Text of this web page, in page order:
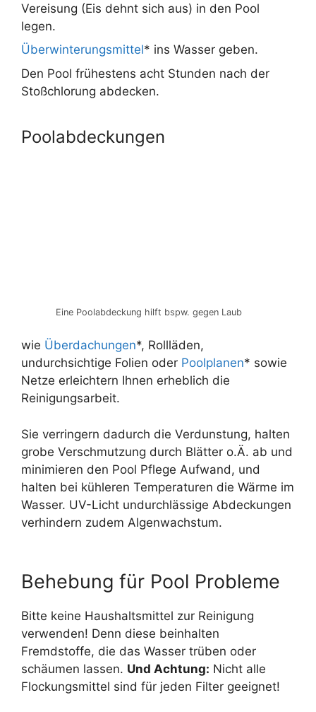
Vereisung (Eis dehnt sich aus) in den Pool
legen.
Überwinterungsmittel* ins Wasser geben.
Den Pool frühestens acht Stunden nach der
Stoßchlorung abdecken.
Poolabdeckungen
Eine Poolabdeckung hilft bspw. gegen Laub
wie Überdachungen*, Rollläden,
undurchsichtige Folien oder Poolplanen* sowie
Netze erleichtern Ihnen erheblich die
Reinigungsarbeit.
Sie verringern dadurch die Verdunstung, halten
grobe Verschmutzung durch Blätter o.Ä. ab und
minimieren den Pool Pflege Aufwand, und
halten bei kühleren Temperaturen die Wärme im
Wasser. UV-Licht undurchlässige Abdeckungen
verhindern zudem Algenwachstum.
Behebung für Pool Probleme
Bitte keine Haushaltsmittel zur Reinigung
verwenden! Denn diese beinhalten
Fremdstoffe, die das Wasser trüben oder
schäumen lassen. Und Achtung: Nicht alle
Flockungsmittel sind für jeden Filter geeignet!